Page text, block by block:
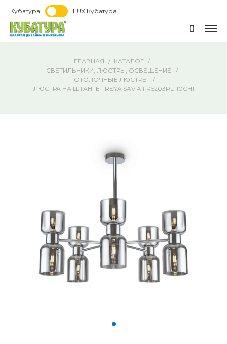
Кубатура LUX Кубатура
ГЛАВНАЯ
КАТАЛОГ
СВЕТИЛЬНИКИ, ЛЮСТРЫ, ОСВЕЩЕНИЕ
ПОТОЛОЧНЫЕ ЛЮСТРЫ
ЛЮСТРА НА ШТАНГЕ FREYA SAVIA FR5203PL-10CH1